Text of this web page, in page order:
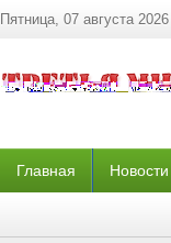
Пятница, 07 августа
Главная Новости